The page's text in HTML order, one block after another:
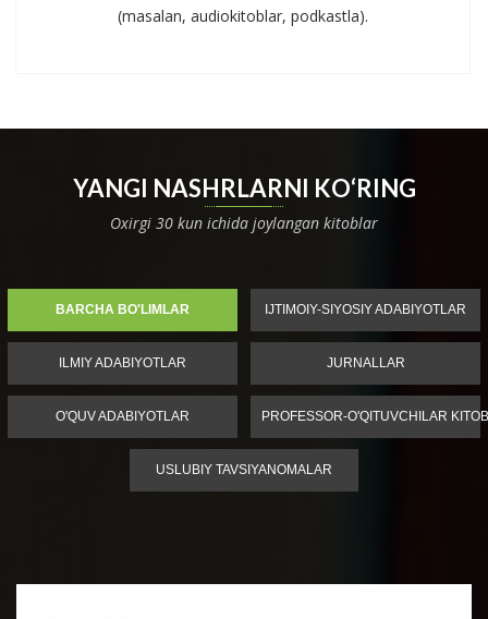
(masalan, audiokitoblar, podkastla).
YANGI NASHRLARNI KO‘RING
Oxirgi 30 kun ichida joylangan kitoblar
BARCHA BO'LIMLAR IJTIMOIY-SIYOSIY ADABIYOTLAR
ILMIY ADABIYOTLAR JURNALLAR
O'QUV ADABIYOTLAR PROFESSOR-O'QITUVCHILAR
USLUBIY TAVSIYANOMALAR